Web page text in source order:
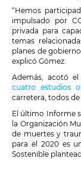
“Hemos
impulsado por
privada para
temas
planes de
explicó Gómez.
Además, acotó
cuatro estudios
carretera, todos
El último Informe
la Organización
de muertes y
para el 2020 es
Sostenible